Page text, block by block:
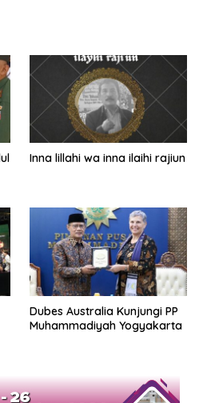
Inna lillahi wa inna ilaihi rajiun
Dubes Australia Kunjungi PP
Muhammadiyah Yogyakarta